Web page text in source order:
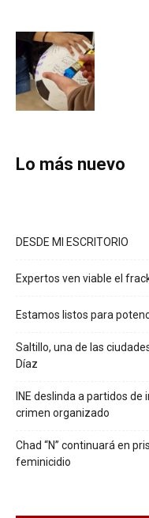
Lo más nuevo
DESDE MI ESCRITORIO
Expertos ven viable el
Estamos listos para
Saltillo, una de las
Díaz
INE deslinda a partidos
crimen organizado
Chad “N” continuará en
feminicidio